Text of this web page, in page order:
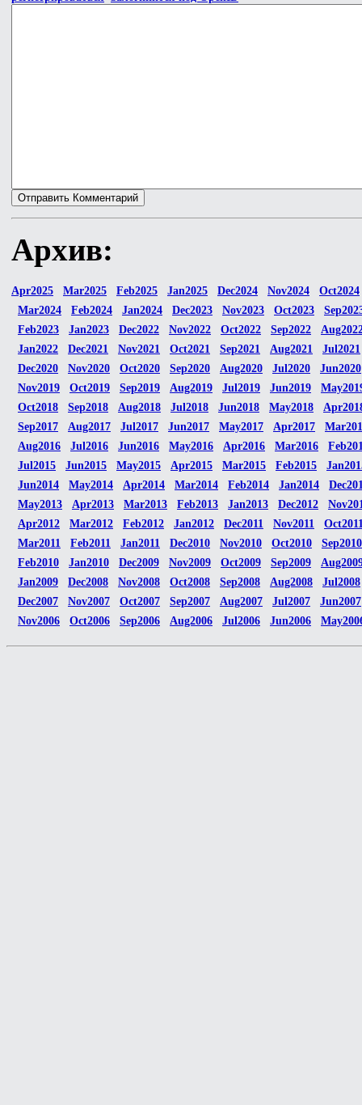
Архив:
Apr2025 Mar2025 Feb2025 Jan2025 Dec2024 Nov2024
Oct2024
Mar2024
Feb2024 Jan2024 Dec2023 Nov2023 Oct2023
Feb2023
Jan2023 Dec2022 Nov2022 Oct2022 Sep2022
Jan2022
Dec2021 Nov2021 Oct2021 Sep2021 Aug2021
Jul2021
Dec2020
Nov2020 Oct2020 Sep2020 Aug2020 Jul2020
Jun2020
Nov2019
Oct2019 Sep2019 Aug2019 Jul2019 Jun2019
Oct2018
Sep2018 Aug2018 Jul2018 Jun2018 May2018
Sep2017
Aug2017 Jul2017 Jun2017 May2017 Apr2017
Aug2016
Jul2016 Jun2016 May2016 Apr2016 Mar2016
Jul2015
Jun2015 May2015 Apr2015 Mar2015 Feb2015
Jun2014
May2014 Apr2014 Mar2014 Feb2014 Jan2014
May2013
Apr2013 Mar2013 Feb2013 Jan2013 Dec2012
Apr2012
Mar2012 Feb2012 Jan2012 Dec2011 Nov2011
Mar2011
Feb2011 Jan2011 Dec2010 Nov2010 Oct2010
Sep2010
Feb2010
Jan2010 Dec2009 Nov2009 Oct2009 Sep2009
Jan2009
Dec2008 Nov2008 Oct2008 Sep2008 Aug2008
Jul2008
Dec2007
Nov2007 Oct2007 Sep2007 Aug2007 Jul2007
Jun2007
Nov2006
Oct2006 Sep2006 Aug2006 Jul2006 Jun2006